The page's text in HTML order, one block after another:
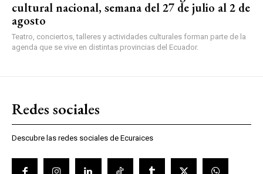
cultural nacional, semana del 27 de julio al 2 de
agosto
Teatro, conciertos, talleres y actividades culturales forman parte de la
agenda que se vive en distintas provincias del Ecuador.
Redes sociales
Descubre las redes sociales de Ecuraices